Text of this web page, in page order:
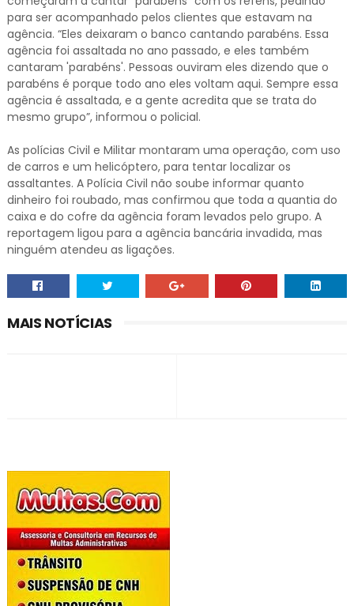
para ser acompanhado pelos clientes que estavam na
agência. “Eles deixaram o banco cantando parabéns. Essa
agência foi assaltada no ano passado, e eles também
cantaram 'parabéns'. Pessoas ouviram eles dizendo que o
parabéns é porque todo ano eles voltam aqui. Sempre essa
agência é assaltada, e a gente acredita que se trata do
mesmo grupo”, informou o policial.
As polícias Civil e Militar montaram uma operação, com uso
de carros e um helicóptero, para tentar localizar os
assaltantes. A Polícia Civil não soube informar quanto
dinheiro foi roubado, mas confirmou que toda a quantia do
caixa e do cofre da agência foram levados pelo grupo. A
reportagem ligou para a agência bancária invadida, mas
ninguém atendeu as ligações.
MAIS NOTÍCIAS